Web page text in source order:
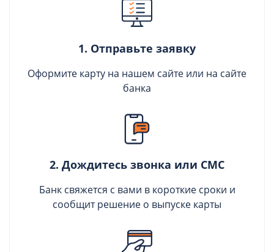
1. Отправьте заявку
Оформите карту на нашем сайте или на сайте
банка
2. Дождитесь звонка или СМС
Банк свяжется с вами в короткие сроки и
сообщит решение о выпуске карты